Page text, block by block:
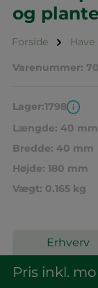
Forside Have
og
Varenummer:
Lager:1798
Længde: 40 mm
Bredde: 40 mm
Højde: 180 mm
Vægt: 0.165 kg
Pris inkl.
Erhverv